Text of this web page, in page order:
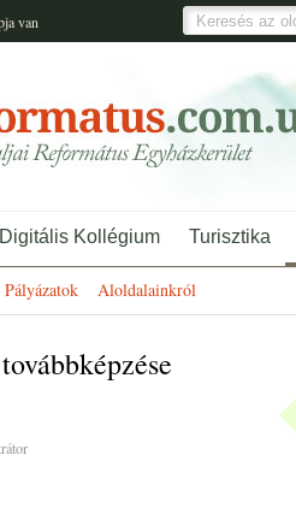
van
Digitális Kollégium Turisztika
Pályázatok Aloldalainkról